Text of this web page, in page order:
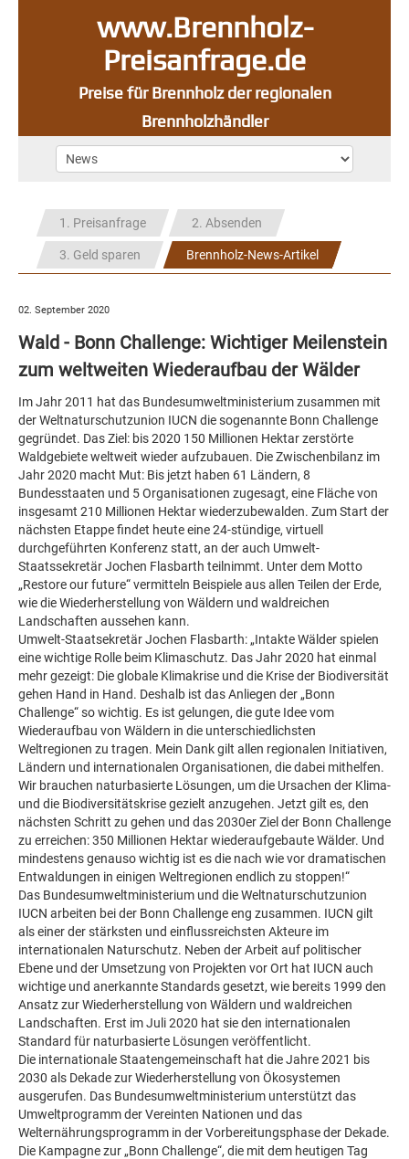
www.Brennholz-
Preisanfrage.de
Preise für Brennholz der regionalen
Brennholzhändler
1. Preisanfrage 2. Absenden
3. Geld sparen Brennholz-News-Artikel
02. September 2020
Wald - Bonn Challenge: Wichtiger Meilenstein
zum weltweiten Wiederaufbau der Wälder
Im Jahr 2011 hat das Bundesumweltministerium zusammen mit
der Weltnaturschutzunion IUCN die sogenannte Bonn Challenge
gegründet. Das Ziel: bis 2020 150 Millionen Hektar zerstörte
Waldgebiete weltweit wieder aufzubauen. Die Zwischenbilanz im
Jahr 2020 macht Mut: Bis jetzt haben 61 Ländern, 8
Bundesstaaten und 5 Organisationen zugesagt, eine Fläche von
insgesamt 210 Millionen Hektar wiederzubewalden. Zum Start der
nächsten Etappe findet heute eine 24-stündige, virtuell
durchgeführten Konferenz statt, an der auch Umwelt-
Staatssekretär Jochen Flasbarth teilnimmt. Unter dem Motto
„Restore our future“ vermitteln Beispiele aus allen Teilen der Erde,
wie die Wiederherstellung von Wäldern und waldreichen
Landschaften aussehen kann.
Umwelt-Staatsekretär Jochen Flasbarth: „Intakte Wälder spielen
eine wichtige Rolle beim Klimaschutz. Das Jahr 2020 hat einmal
mehr gezeigt: Die globale Klimakrise und die Krise der Biodiversität
gehen Hand in Hand. Deshalb ist das Anliegen der „Bonn
Challenge“ so wichtig. Es ist gelungen, die gute Idee vom
Wiederaufbau von Wäldern in die unterschiedlichsten
Weltregionen zu tragen. Mein Dank gilt allen regionalen Initiativen,
Ländern und internationalen Organisationen, die dabei mithelfen.
Wir brauchen naturbasierte Lösungen, um die Ursachen der Klima-
und die Biodiversitätskrise gezielt anzugehen. Jetzt gilt es, den
nächsten Schritt zu gehen und das 2030er Ziel der Bonn Challenge
zu erreichen: 350 Millionen Hektar wiederaufgebaute Wälder. Und
mindestens genauso wichtig ist es die nach wie vor dramatischen
Entwaldungen in einigen Weltregionen endlich zu stoppen!“
Das Bundesumweltministerium und die Weltnaturschutzunion
IUCN arbeiten bei der Bonn Challenge eng zusammen. IUCN gilt
als einer der stärksten und einflussreichsten Akteure im
internationalen Naturschutz. Neben der Arbeit auf politischer
Ebene und der Umsetzung von Projekten vor Ort hat IUCN auch
wichtige und anerkannte Standards gesetzt, wie bereits 1999 den
Ansatz zur Wiederherstellung von Wäldern und waldreichen
Landschaften. Erst im Juli 2020 hat sie den internationalen
Standard für naturbasierte Lösungen veröffentlicht.
Die internationale Staatengemeinschaft hat die Jahre 2021 bis
2030 als Dekade zur Wiederherstellung von Ökosystemen
ausgerufen. Das Bundesumweltministerium unterstützt das
Umweltprogramm der Vereinten Nationen und das
Welternährungsprogramm in der Vorbereitungsphase der Dekade.
Die Kampagne zur „Bonn Challenge“, die mit dem heutigen Tag